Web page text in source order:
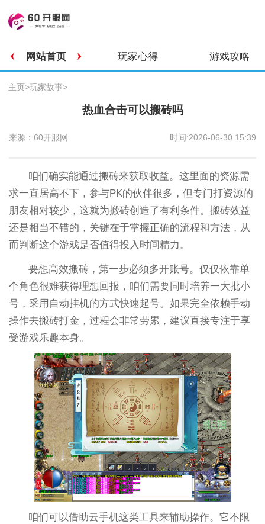
网站首页 玩家心得 游戏攻略
主页>玩家故事>
热血合击可以搬砖吗
来源：60开服网 时间:2026-06-30 15:39
咱们确实能通过搬砖来获取收益。这里面的资源需
求一直居高不下，参与PK的伙伴很多，但专门打资源的
朋友相对较少，这就为搬砖创造了有利条件。搬砖效益
还是相当不错的，关键在于掌握正确的流程和方法，从
而判断这个游戏是否值得投入时间精力。
要想高效搬砖，第一步必须多开账号。仅仅依靠单
个角色很难获得理想回报，咱们需要同时培养一大批小
号，采用自动挂机的方式快速起号。如果完全依赖手动
操作去搬砖打金，过程会非常劳累，建议直接专注于享
受游戏乐趣本身。
咱们可以借助云手机这类工具来辅助操作。它不限